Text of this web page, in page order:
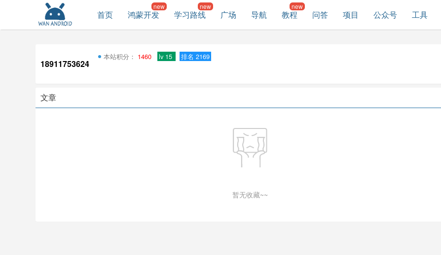
首页 鸿蒙开发 学习路线 广场 导航 教程 问答 项目 公众号 工具
18911753624
本站积分： 1460 lv 15 排名 2169
文章
暂无收藏~~